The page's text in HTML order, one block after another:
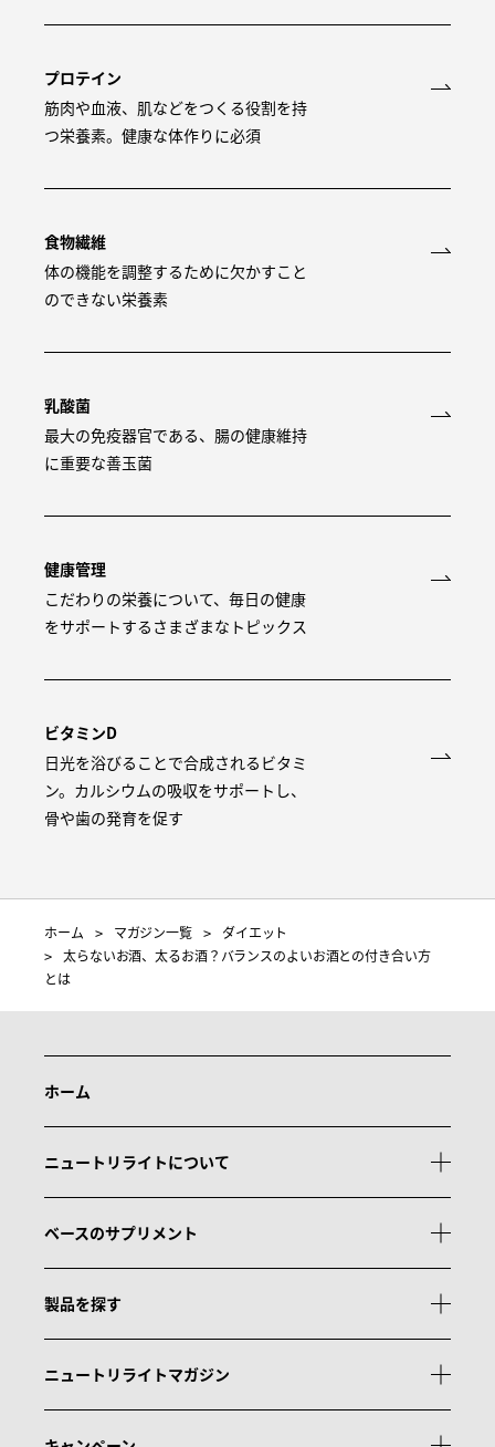
プロテイン
筋肉や血液、肌などをつくる役割を持
つ栄養素。健康な体作りに必須
食物繊維
体の機能を調整するために欠かすこと
のできない栄養素
乳酸菌
最大の免疫器官である、腸の健康維持
に重要な善玉菌
健康管理
こだわりの栄養について、毎日の健康
をサポートするさまざまなトピックス
ビタミンD
日光を浴びることで合成されるビタミ
ン。カルシウムの吸収をサポートし、
骨や歯の発育を促す
ホーム マガジン一覧
ダイエット
太らないお酒、太るお酒？バランスのよいお酒との付き合い方
とは
ホーム
ニュートリライトについて
ベースのサプリメント
製品を探す
ニュートリライトマガジン